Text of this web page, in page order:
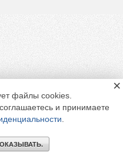
файлы cookies.
и принимаете
×